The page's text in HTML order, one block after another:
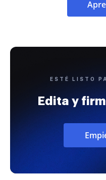
ESTÉ LISTO
Edita y